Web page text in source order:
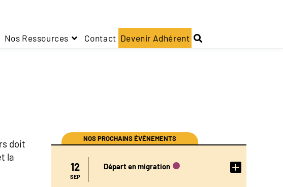
Nos Ressources Contact Devenir Adhérent
doit
la
NOS PROCHAINS ÉVÈNEMENTS
12
SEP
Départ en migration
DE
L'ÉVÉN